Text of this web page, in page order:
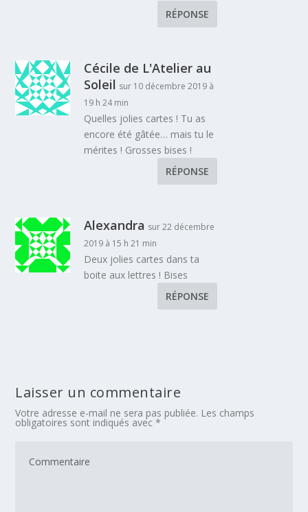
RÉPONSE
Cécile de L'Atelier au
Soleil sur 10 décembre 2019 à
19 h 24 min
Quelles jolies cartes ! Tu as
encore été gâtée… mais tu le
mérites ! Grosses bises !
RÉPONSE
Alexandra sur 22 décembre
2019 à 15 h 21 min
Deux jolies cartes dans ta
boite aux lettres ! Bises
RÉPONSE
Laisser un commentaire
Votre adresse e-mail ne sera pas publiée. Les champs
obligatoires sont indiqués avec*